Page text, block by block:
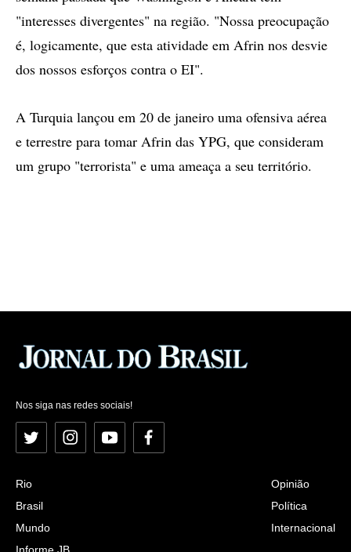
"interesses divergentes" na região. "Nossa preocupação
é, logicamente, que esta atividade em Afrin nos desvie
dos nossos esforços contra o EI".
A Turquia lançou em 20 de janeiro uma ofensiva aérea
e terrestre para tomar Afrin das YPG, que consideram
um grupo "terrorista" e uma ameaça a seu território.
Nos siga nas redes sociais!
Twitter InstagramYouTubeFacebook
Rio
Brasil
Mundo
Informe JB
Opinião
Política
Internacional